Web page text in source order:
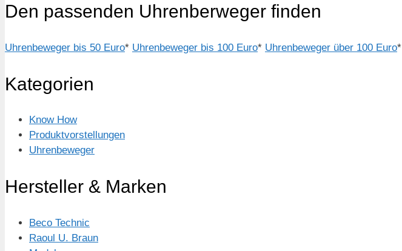
Den passenden Uhrenberweger finden
Uhrenbeweger bis 50 Euro* Uhrenbeweger bis 100 Euro* Uhrenbeweger über 100 Euro*
Kategorien
Know How
Produktvorstellungen
Uhrenbeweger
Hersteller & Marken
Beco Technic
Raoul U. Braun